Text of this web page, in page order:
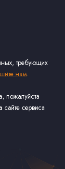
требующих
нам.
пожалуйста
сайте сервиса